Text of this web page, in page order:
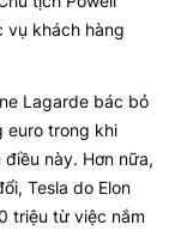
vụ khách hàng
Lagarde bác bỏ
euro trong khi
này. Hơn nữa,
Tesla do Elon
triệu từ việc nắm